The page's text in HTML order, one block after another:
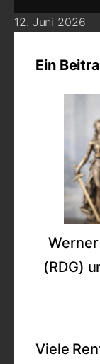
12. Juni 2026
Ein
(RDG)
Viele